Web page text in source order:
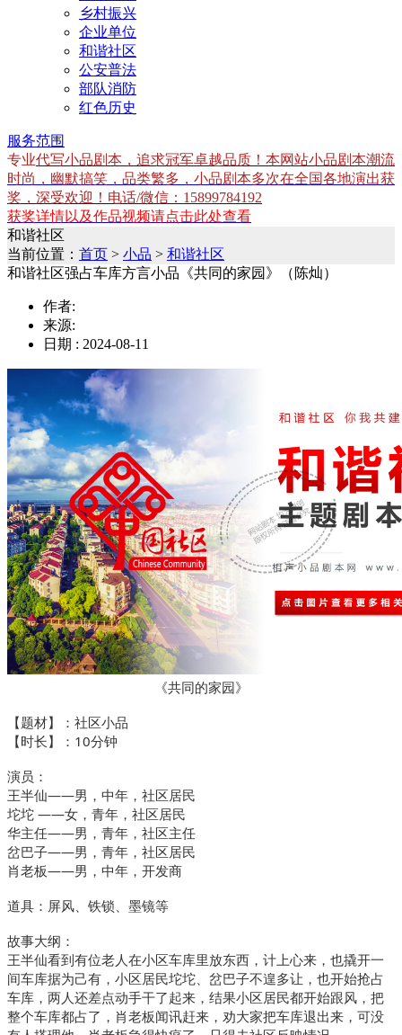
乡村振兴
企业单位
和谐社区
公安普法
部队消防
红色历史
服务范围
专业代写小品剧本，追求冠军卓越品质！本网站小品剧本潮流
时尚，幽默搞笑，品类繁多，小品剧本多次在全国各地演出获
奖，深受欢迎！电话/微信：15899784192
获奖详情以及作品视频请点击此处查看
和谐社区
当前位置： 首页 > 小品 > 和谐社区
和谐社区强占车库方言小品《共同的家园》（陈灿）
作者:
来源:
日期 : 2024-08-11
《共同的家园》
【题材】：社区小品
【时长】：10分钟
演员：
王半仙——男，中年，社区居民
坨坨 ——女，青年，社区居民
华主任——男，青年，社区主任
岔巴子——男，青年，社区居民
肖老板——男，中年，开发商
道具：屏风、铁锁、墨镜等
故事大纲：
王半仙看到有位老人在小区车库里放东西，计上心来，也撬开一
间车库据为己有，小区居民坨坨、岔巴子不遑多让，也开始抢占
车库，两人还差点动手干了起来，结果小区居民都开始跟风，把
整个车库都占了，肖老板闻讯赶来，劝大家把车库退出来，可没